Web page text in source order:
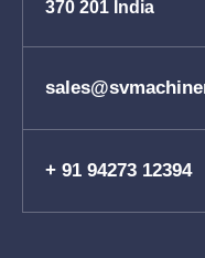
370 201 India
+ 91 94273 12394